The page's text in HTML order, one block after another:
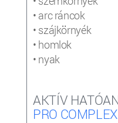
• arc ráncok
• szájkörnyék
• homlok
• nyak
AKTÍV
PRO COMPLEX